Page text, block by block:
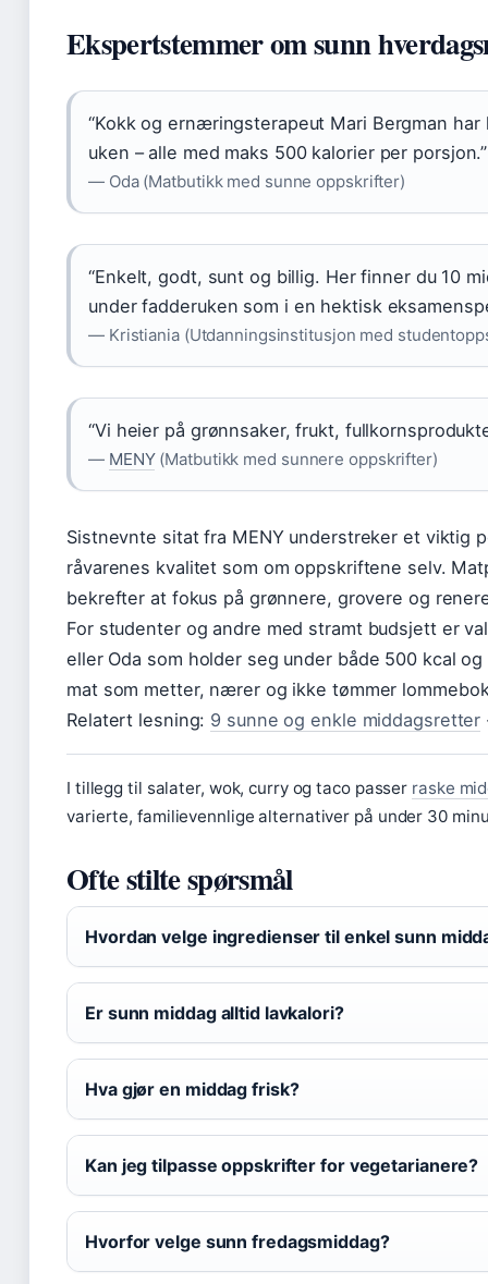
Ekspertstemmer om sunn
“Kokk og ernæringsterapeut Mari Bergman
uken – alle med maks 500 kalorier per porsjon.”
— Oda (Matbutikk med sunne oppskrifter)
“Enkelt, godt, sunt og billig. Her finner du 10
under fadderuken som i en hektisk
— Kristiania (Utdanningsinstitusjon med
“Vi heier på grønnsaker, frukt,
— MENY(Matbutikk med sunnere oppskrifter)
Sistnevnte sitat fra MENY understreker et viktig
råvarenes kvalitet som om oppskriftene selv.
bekrefter at fokus på grønnere, grovere og
For studenter og andre med stramt budsjett er
eller Oda som holder seg under både 500 kcal
mat som metter, nærer og ikke tømmer
Relatert lesning: 9 sunne og enkle middagsretter
I tillegg til salater, wok, curry og taco passer raske
varierte, familievennlige alternativer på under 30
Ofte stilte spørsmål
Hvordan velge ingredienser til enkel sunn
Er sunn middag alltid lavkalori?
Hva gjør en middag frisk?
Kan jeg tilpasse oppskrifter for vegetarianere?
Hvorfor velge sunn fredagsmiddag?